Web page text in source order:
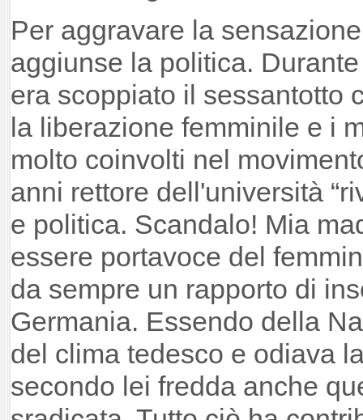
Per aggravare la
aggiunse la politica.
era scoppiato il sessantotto
la liberazione femminile e i
molto coinvolti nel
anni rettore dell'università
e politica. Scandalo! Mia
essere portavoce del
da sempre un rapporto di
Germania. Essendo della
del clima tedesco e odiava
secondo lei fredda anche